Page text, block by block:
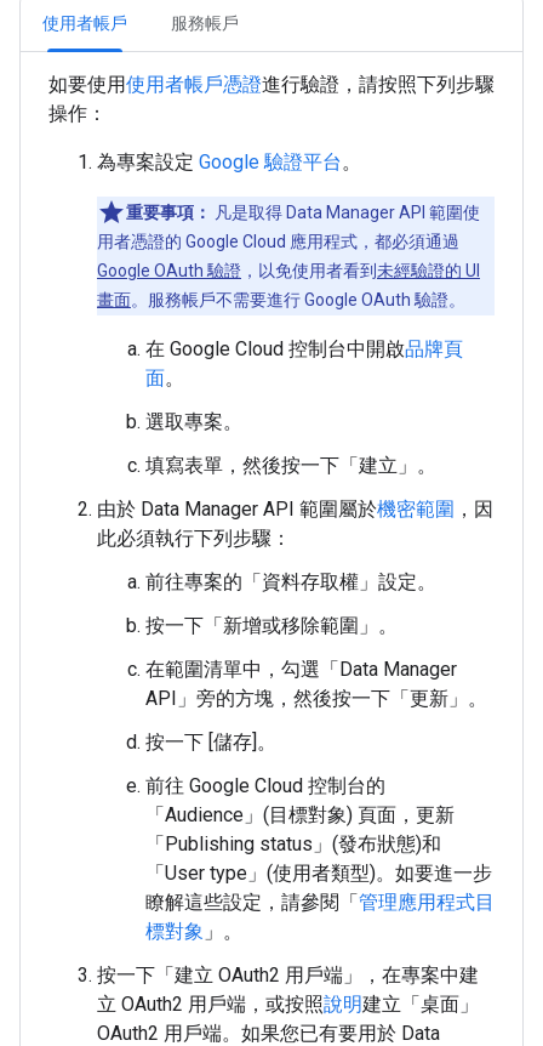
使用者帳戶 服務帳戶
如要使用使用者帳戶憑證進行驗證，請按照下列步驟
操作：
為專案設定 Google 驗證平台。
重要事項：
凡是取得 Data Manager API 範圍使
用者憑證的 Google Cloud 應用程式，都必須通過
Google OAuth 驗證 ，以免使用者看到未經驗證的 UI
畫面。服務帳戶不需要進行 Google OAuth 驗證。
在 Google Cloud 控制台中開啟品牌頁
面。
選取專案。
填寫表單，然後按一下「建立」 。
由於 Data Manager API 範圍屬於機密範圍 ，因
此必須執行下列步驟：
前往專案的「資料存取權」 設定。
按一下「新增或移除範圍」 。
在範圍清單中，勾選「Data Manager
API」 旁的方塊，然後按一下「更新」 。
按一下 [儲存]。
前往 Google Cloud 控制台的
「Audience」(目標對象) 頁面，更新
「Publishing status」(發布狀態)和
「User type」(使用者類型)。 如要進一步
瞭解這些設定，請參閱「管理應用程式目
標對象 」。
按一下「建立 OAuth2 用戶端」
，在專案中建
立 OAuth2 用戶端，或按照說明建立「桌面」
OAuth2 用戶端。如果您已有要用於 Data